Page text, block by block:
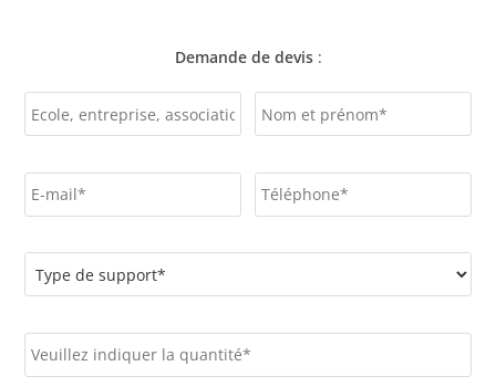
Demande de devis: